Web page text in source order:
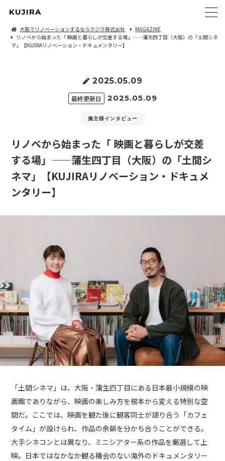
KUJIRA
大阪でリノベーションするならクジラ株式会社
MAGAZINE
リノベから始まった「 映画と暮らしが交差する場」——蒲生四丁目（大阪）の「土間シネ
マ」【KUJIRAリノベーション・ドキュメンタリー】
2025.05.09
最終更新日 2025.05.09
施主様インタビュー
リノベから始まった「 映画と暮らしが交差
する場」——蒲生四丁目（大阪）の「土間シ
ネマ」【KUJIRAリノベーション・ドキュメ
ンタリー】
「土間シネマ」は、大阪・蒲生四丁目にある日本最小規模の映
画館でありながら、映画の楽しみ方を根本から変える特別な空
間だ。ここでは、映画を観た後に観客同士が語り合う「カフェ
タイム」が設けられ、作品の余韻を分かち合うことができる。
大手シネコンとは異なり、ミニシアター系の作品を厳選して上
映。日本ではなかなか観る機会のない海外のドキュメンタリー